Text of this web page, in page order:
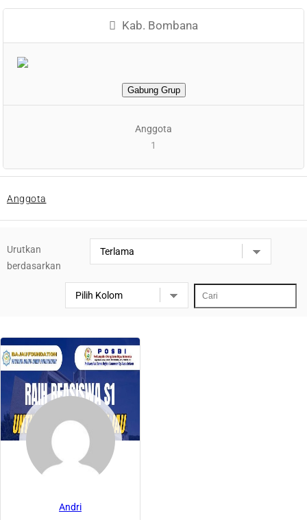
Kab. Bombana
Gabung Grup
Anggota
1
Anggota
Urutkan
berdasarkan
Andri